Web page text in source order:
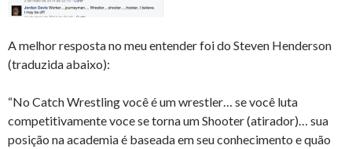
A melhor resposta no meu entender foi do Steven Henderson
(traduzida abaixo):
“No Catch Wrestling você é um wrestler… se você luta
competitivamente voce se torna um Shooter (atirador)… sua
posição na academia é baseada em seu conhecimento e quão